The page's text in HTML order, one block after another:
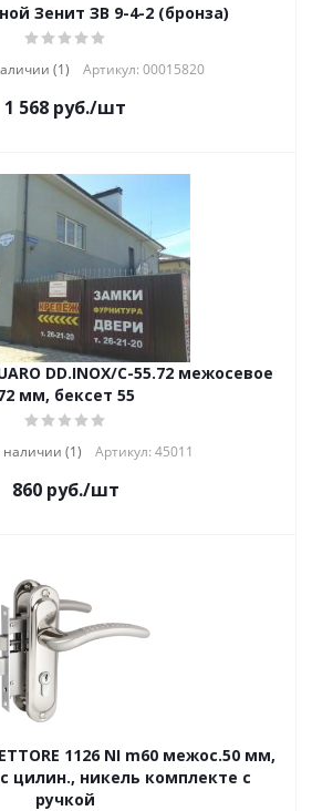
Зенит ЗВ 9-4-2 (бронза)
(1) Артикул: 00015820
1 568 руб./шт
DD.INOX/C-55.72 межосевое
мм, бексет 55
наличии (1) Артикул: 45011
860руб./шт
1126 NI m60 межос.50 мм,
цилин., никель комплекте с
ручкой